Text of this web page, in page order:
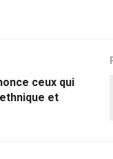
ceux qui
et